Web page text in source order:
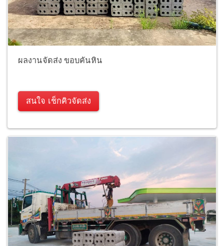
ผลงานจัดส่ง ขอบคันหิน
สนใจ เช็กคิวจัดส่ง